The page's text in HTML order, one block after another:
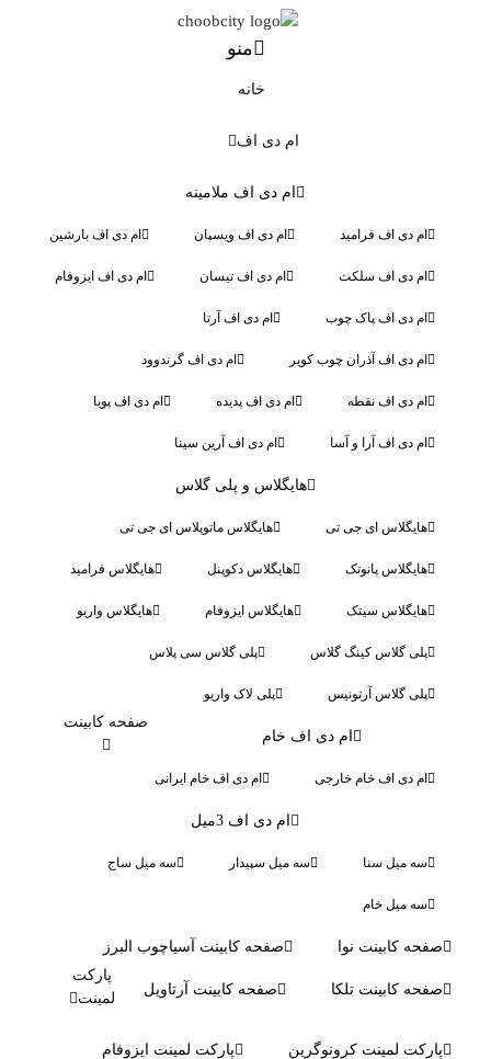
منو
خانه
ام دی اف
ام دی اف ملامینه
ام دی اف فرامید ام دی اف ویسپان ام دی اف بارشین
ام دی اف سلکت ام دی اف تیسان ام دی اف ایزوفام
ام دی اف پاک چوب ام دی اف آرتا
ام دی اف آذران چوب کویر ام دی اف گرندوود
ام دی اف نقطه ام دی اف پدیده ام دی اف پویا
ام دی اف آرا و آسا ام دی اف آرین سینا
هایگلاس و پلی گلاس
هایگلاس ای جی تی هایگلاس ماتوپلاس ای جی تی
هایگلاس پانوتک هایگلاس دکوپنل هایگلاس فرامید
هایگلاس سیتک هایگلاس ایزوفام هایگلاس واریو
پلی گلاس کینگ گلاس پلی گلاس سی پلاس
پلی گلاس آرتونیس پلی لاک واریو
ام دی اف خام
ام دی اف خام خارجی ام دی اف خام ایرانی
ام دی اف 3میل
سه میل سنا سه میل سپیدار سه میل ساج
سه میل خام
صفحه کابینت
صفحه کابینت نوا صفحه کابینت آسیاچوب البرز
صفحه کابینت تلکا صفحه کابینت آرتاویل
پارکت
لمینت
پارکت لمینت کرونوگرین پارکت لمینت ایزوفام